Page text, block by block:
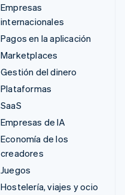
Empresas
internacionales
Pagos en la aplicación
Marketplaces
Gestión del dinero
Plataformas
SaaS
Empresas de IA
Economía de los
creadores
Juegos
Hostelería, viajes y ocio